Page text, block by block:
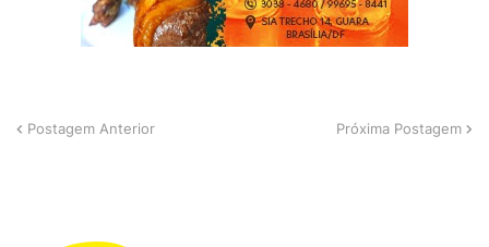
Postagem Anterior Próxima Postagem